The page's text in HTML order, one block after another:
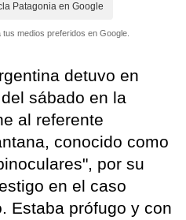
Patagonia en Google
medios preferidos en Google.
detuvo en
sábado en la
al referente
conocido como
por su
en el caso
Estaba prófugo y con